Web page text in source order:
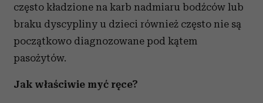
często kładzione na karb nadmiaru bodźców lub
braku dyscypliny u dzieci również często nie są
początkowo diagnozowane pod kątem
pasożytów.
Jak właściwie myć ręce?